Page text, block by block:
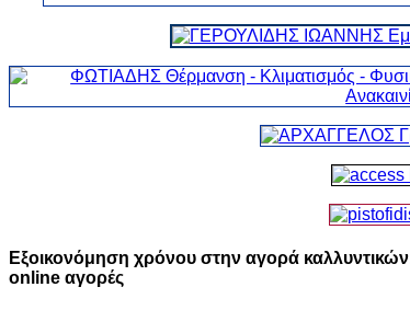
Εξοικονόμηση χρόνου στην αγορά
online αγορές